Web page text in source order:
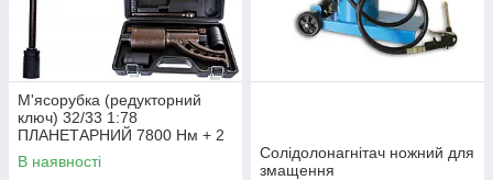
М'ясорубка (редукторний
ключ) 32/33 1:78
ПЛАНЕТАРНИЙ 7800 Нм + 2
насадки
В наявності
Солідолонагнітач ножний для
змащення